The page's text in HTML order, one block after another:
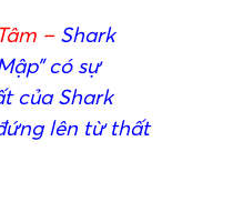
– Shark
có sự
của Shark
lên từ thất